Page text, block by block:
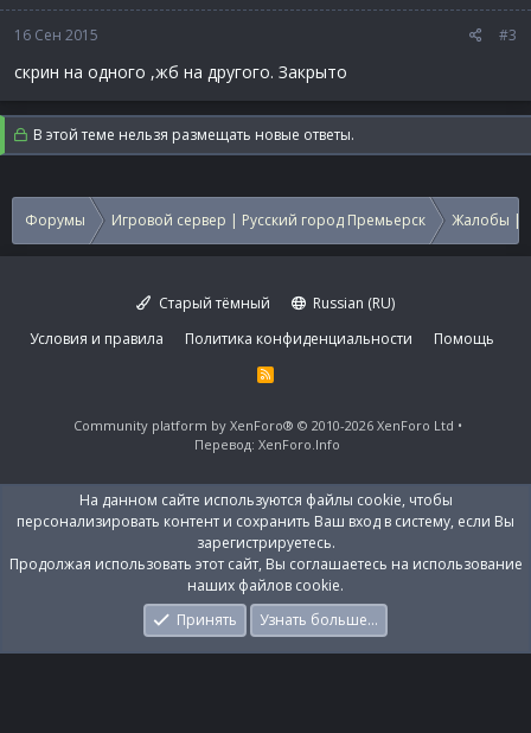
16 Сен 2015 #3
скрин на одного ,жб на другого. Закрыто
В этой теме нельзя размещать новые ответы.
Форумы Игровой сервер | Русский город Премьерск Жалобы |
Старый тёмный
Russian (RU)
Условия и правила
Политика конфиденциальности Помощь
R
S
Community platform by XenForo® © 2010-2026 XenForo Ltd
Перевод: XenForo.Info
На данном сайте используются файлы cookie, чтобы
персонализировать контент и сохранить Ваш вход в систему, если Вы
зарегистрируетесь.
Продолжая использовать этот сайт, Вы соглашаетесь на использование
наших файлов cookie.
Принять
Узнать больше…